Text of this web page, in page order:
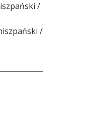
/
/